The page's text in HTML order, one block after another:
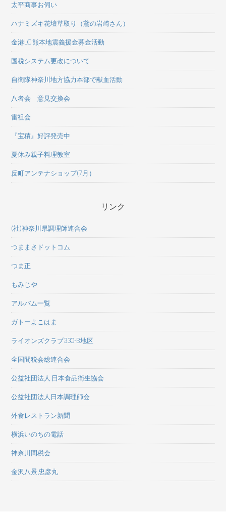
太平商事お伺い
ハナミズキ花壇草取り（鳶の岩崎さん）
金港LC 熊本地震義援金募金活動
国税システム更改について
自衛隊神奈川地方協力本部で献血活動
八者会 意見交換会
雷祖会
『宝積』好評発売中
夏休み親子料理教室
反町アンテナショップ(7月）
リンク
(社)神奈川県調理師連合会
つままさドットコム
つま正
もみじや
アルバム一覧
ガトーよこはま
ライオンズクラブ330-B地区
全国間税会総連合会
公益社団法人 日本食品衛生協会
公益社団法人日本調理師会
外食レストラン新聞
横浜いのちの電話
神奈川間税会
金沢八景 忠彦丸